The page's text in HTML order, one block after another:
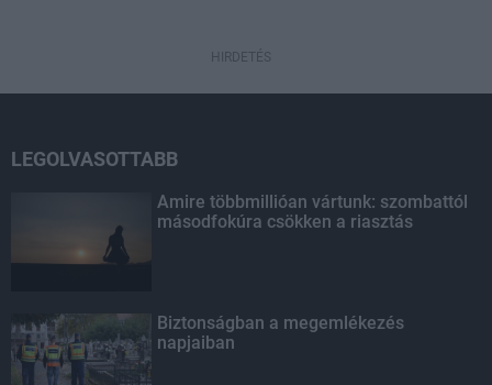
HIRDETÉS
LEGOLVASOTTABB
Amire többmillióan vártunk: szombattól
másodfokúra csökken a riasztás
Biztonságban a megemlékezés
napjaiban